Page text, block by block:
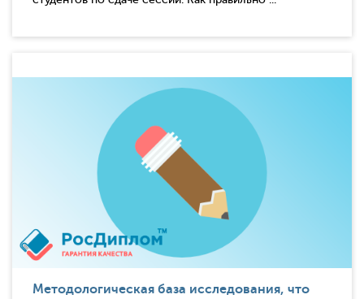
Методологическая база исследования, что